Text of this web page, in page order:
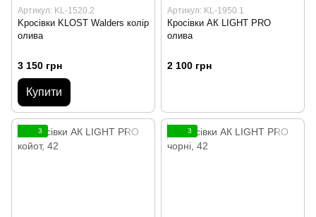
Артикул: KL-1520.2
Kросівки KLOST Walders колір
олива
3 150 грн
Купити
Артикул: KL-1950.1
Кросівки АК LIGHT PRO
олива
2 100 грн
3 3